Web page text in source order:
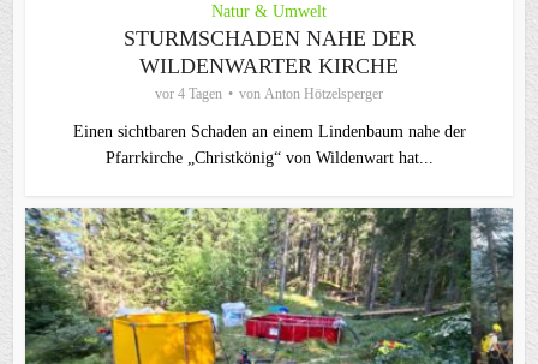
Natur & Umwelt
STURMSCHADEN NAHE DER
WILDENWARTER KIRCHE
vor 4 Tagen von Anton Hötzelsperger
Einen sichtbaren Schaden an einem Lindenbaum nahe der
Pfarrkirche „Christkönig“ von Wildenwart hat...